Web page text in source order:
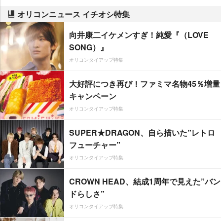
オリコンニュース イチオシ特集
向井康二イケメンすぎ！純愛『（LOVE
SONG）』
オリコンタイアップ特集
大好評につき再び！ファミマ名物45％増量
キャンペーン
オリコンタイアップ特集
SUPER★DRAGON、自ら描いた”レトロ
フューチャー”
オリコンタイアップ特集
CROWN HEAD、結成1周年で見えた”バン
ドらしさ”
オリコンタイアップ特集